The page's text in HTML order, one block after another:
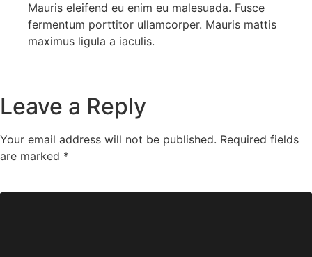
Mauris eleifend eu enim eu malesuada. Fusce
fermentum porttitor ullamcorper. Mauris mattis
maximus ligula a iaculis.
Leave a Reply
Your email address will not be published. Required fields
are marked *